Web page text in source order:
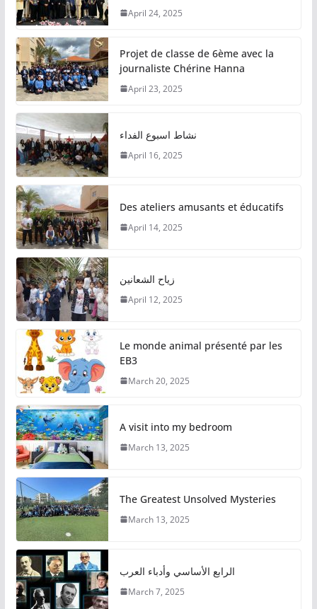
April 24, 2025
Projet de classe de 6ème avec la
journaliste Chérine Hanna
April 23, 2025
نشاط اسبوع الفداء
April 16, 2025
Des ateliers amusants et éducatifs
April 14, 2025
زياح الشعانين
April 12, 2025
Le monde animal présenté par les
EB3
March 20, 2025
A visit into my bedroom
March 13, 2025
The Greatest Unsolved Mysteries
March 13, 2025
الرابع الأساسي وأدباء العرب
March 7, 2025